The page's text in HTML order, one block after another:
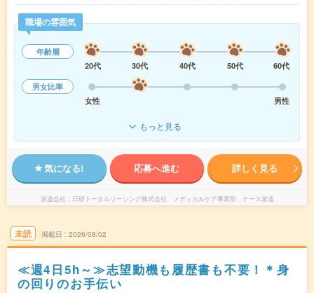
職場の雰囲気
年齢層
20代
30代 40代 50代
60代
男女比率
女性
男性
もっと見る
気になる! 応募へ進む 詳しく見る
派遣会社 日研トータルソーシング株式会社 メディカルケア事業部 ナース派遣
未読 掲載日 2026/08/02
≪週4日5h～≫志望動機も履歴書も不要！＊身
の回りのお手伝い